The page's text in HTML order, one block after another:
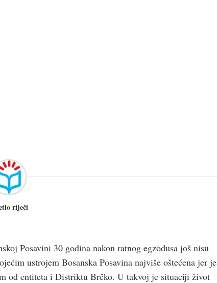
riječi
Posavini 30 godina nakon ratnog egzodusa još nisu
ustrojem Bosanska Posavina najviše oštećena jer je
od entiteta i Distriktu Brčko. U takvoj je situaciji život